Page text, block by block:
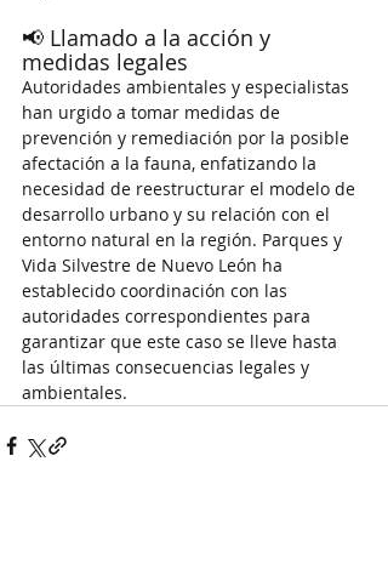
📢 Llamado a la acción y
medidas legales
Autoridades ambientales y especialistas
han urgido a tomar medidas de
prevención y remediación por la posible
afectación a la fauna, enfatizando la
necesidad de reestructurar el modelo de
desarrollo urbano y su relación con el
entorno natural en la región. Parques y
Vida Silvestre de Nuevo León ha
establecido coordinación con las
autoridades correspondientes para
garantizar que este caso se lleve hasta
las últimas consecuencias legales y
ambientales.